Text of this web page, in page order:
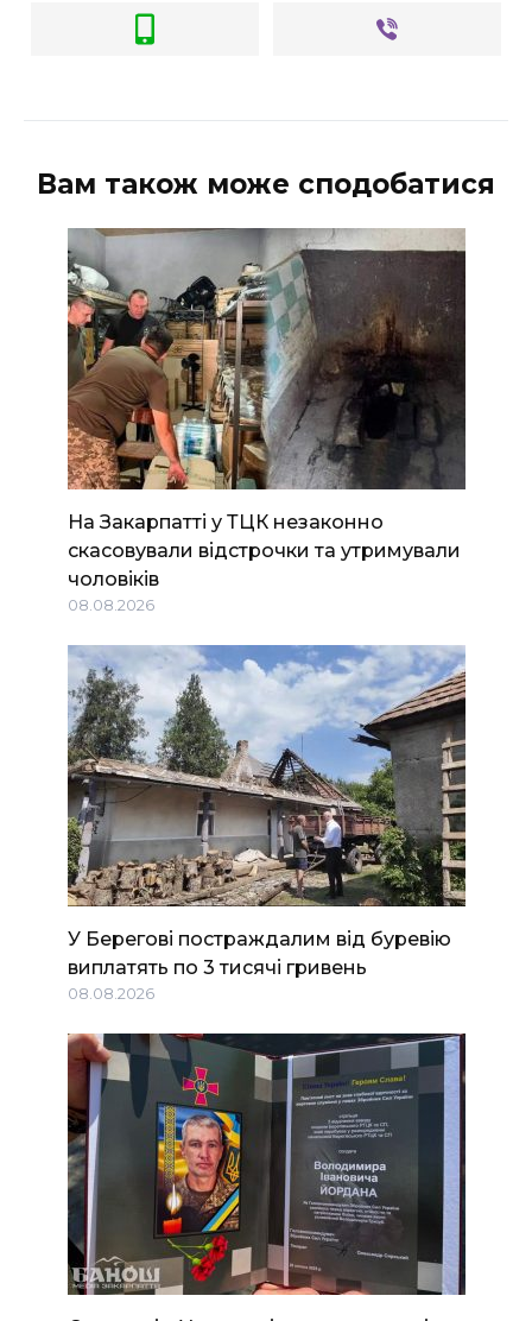
Вам також може сподобатися
На Закарпатті у ТЦК незаконно
скасовували відстрочки та утримували
чоловіків
08.08.2026
У Берегові постраждалим від буревію
виплатять по 3 тисячі гривень
08.08.2026